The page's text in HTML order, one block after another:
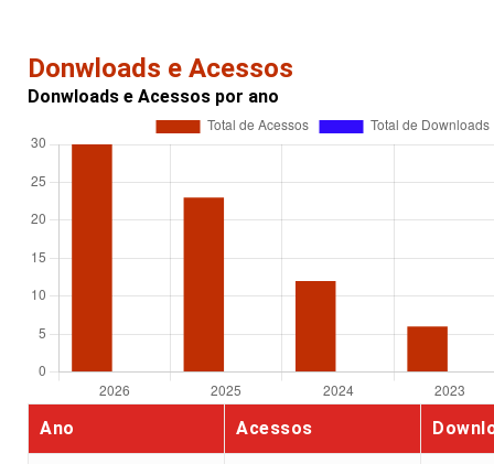
Donwloads e Acessos
Donwloads e Acessos por ano
Ano Acessos